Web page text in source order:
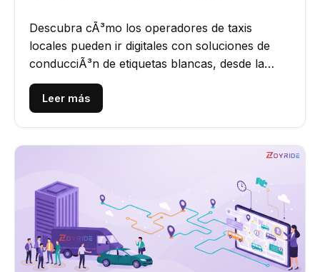
Descubra cÃ³mo los operadores de taxis
locales pueden ir digitales con soluciones de
conducciÃ³n de etiquetas blancas, desde la
configuraciÃ³n hasta la...
Leer más